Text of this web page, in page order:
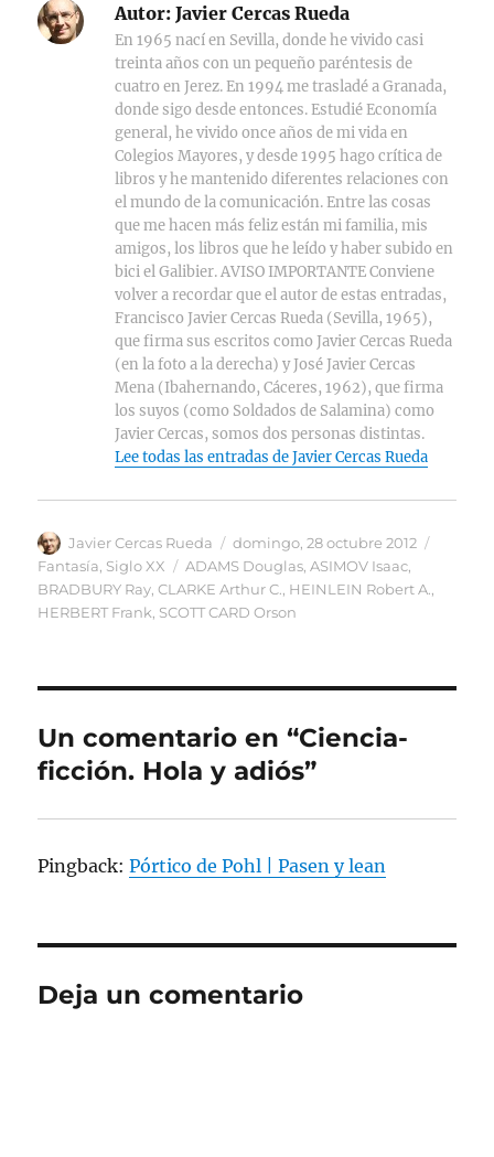
Autor: Javier Cercas Rueda
En 1965 nací en Sevilla, donde he vivido casi
treinta años con un pequeño paréntesis de
cuatro en Jerez. En 1994 me trasladé a Granada,
donde sigo desde entonces. Estudié Economía
general, he vivido once años de mi vida en
Colegios Mayores, y desde 1995 hago crítica de
libros y he mantenido diferentes relaciones con
el mundo de la comunicación. Entre las cosas
que me hacen más feliz están mi familia, mis
amigos, los libros que he leído y haber subido en
bici el Galibier. AVISO IMPORTANTE Conviene
volver a recordar que el autor de estas entradas,
Francisco Javier Cercas Rueda (Sevilla, 1965),
que firma sus escritos como Javier Cercas Rueda
(en la foto a la derecha) y José Javier Cercas
Mena (Ibahernando, Cáceres, 1962), que firma
los suyos (como Soldados de Salamina) como
Javier Cercas, somos dos personas distintas.
Lee todas las entradas de Javier Cercas Rueda
Autor
Javier Cercas Rueda
Publicado
el
domingo, 28 octubre 2012
Fantasía Siglo XX Etiquetas
ADAMS Douglas ,ASIMOV Isaac
BRADBURY Ray ,CLARKE Arthur C. HEINLEIN Robert A.
HERBERT Frank SCOTT CARD Orson
Un comentario en “Ciencia-
ficción. Hola y adiós”
Pingback:Pórtico de Pohl | Pasen y lean
Deja un comentario